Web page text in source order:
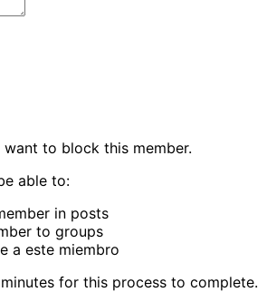
want to block this member.
able to:
in posts
to groups
a este miembro
for this process to complete.